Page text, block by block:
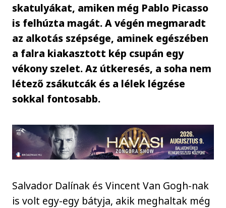
skatulyákat, amiken még Pablo Picasso
is felhúzta magát. A végén megmaradt
az alkotás szépsége, aminek egészében
a falra kiakasztott kép csupán egy
vékony szelet. Az útkeresés, a soha nem
létező zsákutcák és a lélek légzése
sokkal fontosabb.
Salvador Dalínak és Vincent Van Gogh-nak
is volt egy-egy bátyja, akik meghaltak még